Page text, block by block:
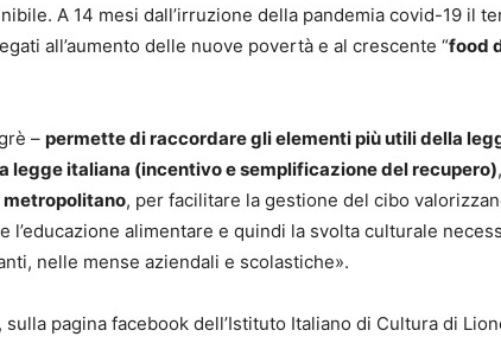
A 14 mesi dall’irruzione della pandemia covid-19 il
all’aumento delle nuove povertà e al crescente “food
– permette di raccordare gli elementi più utili della
italiana (incentivo e semplificazione del recupero),
metropolitano, per facilitare la gestione del cibo
alimentare e quindi la svolta culturale
nelle mense aziendali e scolastiche».
pagina facebook dell’Istituto Italiano di Cultura di